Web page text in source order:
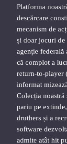
Platforma
descărcare
mecanism de
și doar jocuri de
agenție federală
că complot a
return-to-player
informat
Colecția
pariu pe
druthers și a
software
admite atât hit